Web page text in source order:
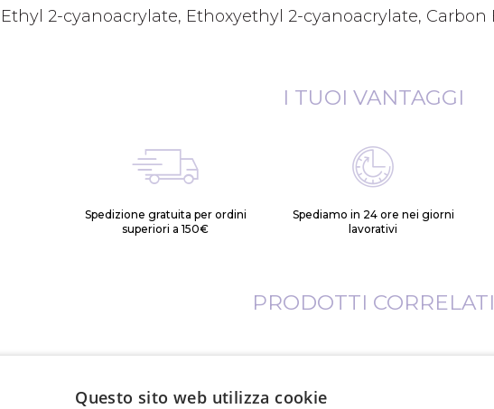
Ethyl 2-cyanoacrylate, Ethoxyethyl 2-cyanoacrylate, Carbon
I TUOI VANTAGGI
Spedizione gratuita per ordini
superiori a 150€
Spediamo in 24 ore nei giorni
lavorativi
PRODOTTI CORRELATI
Questo sito web utilizza cookie